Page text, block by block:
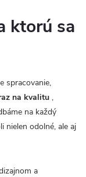
ktorú sa
spracovanie,
na kvalitu ,
na každý
nielen odolné, ale aj
a